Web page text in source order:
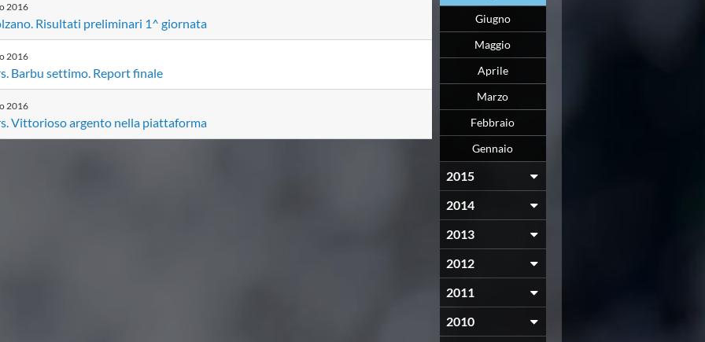
2016
Risultati preliminari 1^ giornata
2016
Barbu settimo. Report finale
2016
Vittorioso argento nella piattaforma
Giugno
Maggio
Aprile
Marzo
Febbraio
Gennaio
2015
2014
2013
2012
2011
2010